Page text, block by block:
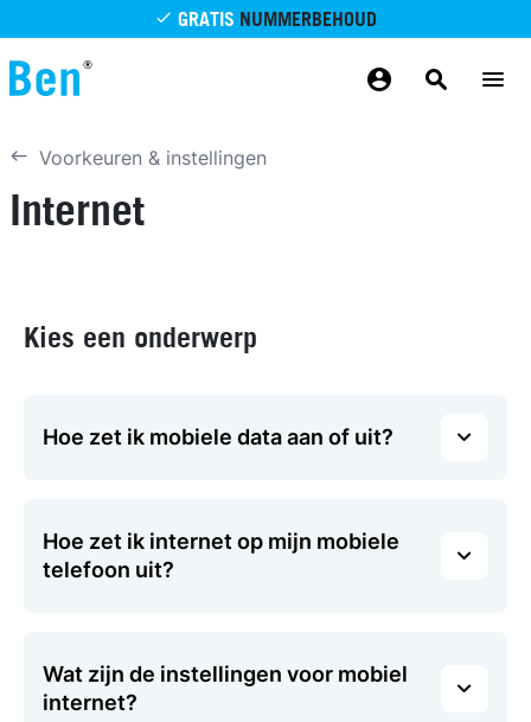
Overslaan en naar de inhoud gaan
GRATIS NUMMERBEHOUD
Voorkeuren & instellingen
Internet
Kies een onderwerp
Hoe zet ik mobiele data aan of uit?
Hoe zet ik internet op mijn mobiele
telefoon uit?
Wat zijn de instellingen voor mobiel
internet?